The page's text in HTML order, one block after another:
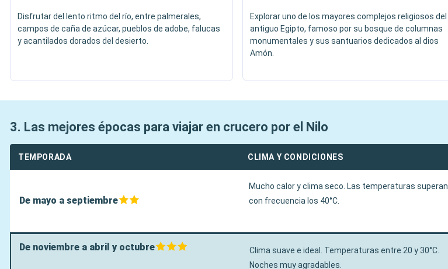
Disfrutar del lento ritmo del río, entre palmerales,
campos de caña de azúcar, pueblos de adobe, falucas
y acantilados dorados del desierto.
Explorar uno de los mayores complejos religiosos del
antiguo Egipto, famoso por su bosque de columnas
monumentales y sus santuarios dedicados al dios
Amón.
3. Las mejores épocas para viajar en crucero por el Nilo
TEMPORADA CLIMA Y CONDICIONES
De mayo a septiembre
Mucho calor y clima seco. Las temperaturas superan
con frecuencia los 40°C.
De noviembre a abril y octubre
Clima suave e ideal. Temperaturas entre 20 y 30°C.
Noches muy agradables.